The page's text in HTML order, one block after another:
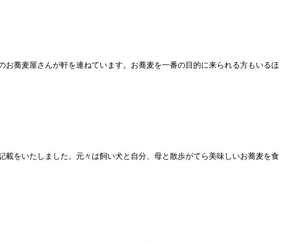
蕎麦屋さんが軒を連ねています。お蕎麦を一番の目的に来られる方もいるほ
をいたしました。元々は飼い犬と自分、母と散歩がてら美味しいお蕎麦を食